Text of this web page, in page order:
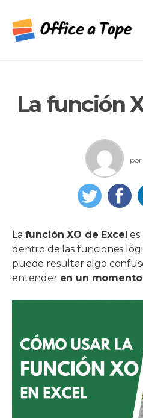
contenido
La función
por
La función XO de Excel
dentro de las funciones
puede resultar algo
entender en un momento